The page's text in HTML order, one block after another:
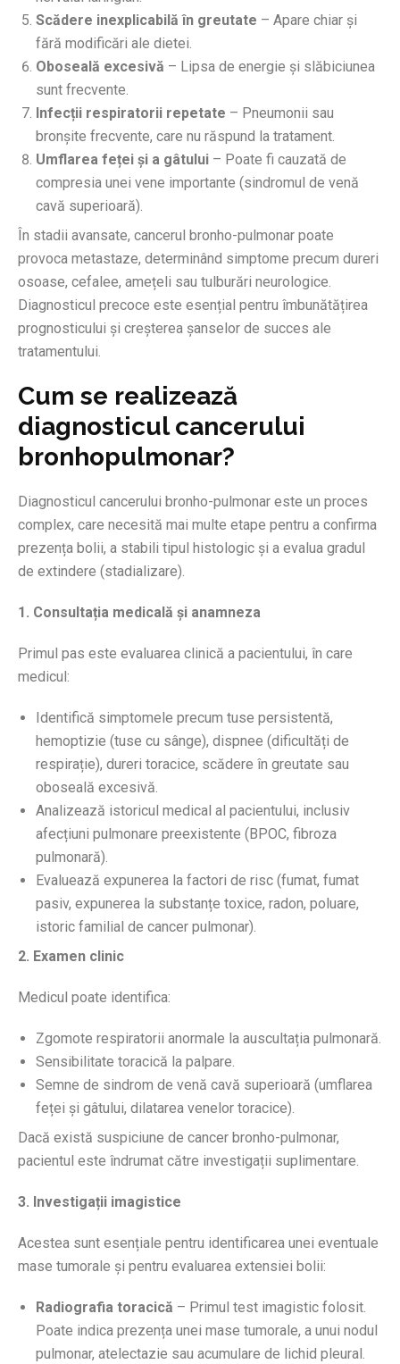
Scădere inexplicabilă în greutate – Apare chiar și
fără modificări ale dietei.
Oboseală excesivă – Lipsa de energie și slăbiciunea
sunt frecvente.
Infecții respiratorii repetate – Pneumonii sau
bronșite frecvente, care nu răspund la tratament.
Umflarea feței și a gâtului – Poate fi cauzată de
compresia unei vene importante (sindromul de venă
cavă superioară).
În stadii avansate, cancerul bronho-pulmonar poate
provoca metastaze, determinând simptome precum dureri
osoase, cefalee, amețeli sau tulburări neurologice.
Diagnosticul precoce este esențial pentru îmbunătățirea
prognosticului și creșterea șanselor de succes ale
tratamentului.
Cum se realizează
diagnosticul cancerului
bronhopulmonar?
Diagnosticul cancerului bronho-pulmonar este un proces
complex, care necesită mai multe etape pentru a confirma
prezența bolii, a stabili tipul histologic și a evalua gradul
de extindere (stadializare).
1. Consultația medicală și anamneza
Primul pas este evaluarea clinică a pacientului, în care
medicul:
Identifică simptomele precum tuse persistentă,
hemoptizie (tuse cu sânge), dispnee (dificultăți de
respirație), dureri toracice, scădere în greutate sau
oboseală excesivă.
Analizează istoricul medical al pacientului, inclusiv
afecțiuni pulmonare preexistente (BPOC, fibroza
pulmonară).
Evaluează expunerea la factori de risc (fumat, fumat
pasiv, expunerea la substanțe toxice, radon, poluare,
istoric familial de cancer pulmonar).
2. Examen clinic
Medicul poate identifica:
Zgomote respiratorii anormale la auscultația pulmonară.
Sensibilitate toracică la palpare.
Semne de sindrom de venă cavă superioară (umflarea
feței și gâtului, dilatarea venelor toracice).
Dacă există suspiciune de cancer bronho-pulmonar,
pacientul este îndrumat către investigații suplimentare.
3. Investigații imagistice
Acestea sunt esențiale pentru identificarea unei eventuale
mase tumorale și pentru evaluarea extensiei bolii:
Radiografia toracică – Primul test imagistic folosit.
Poate indica prezența unei mase tumorale, a unui nodul
pulmonar, atelectazie sau acumulare de lichid pleural.